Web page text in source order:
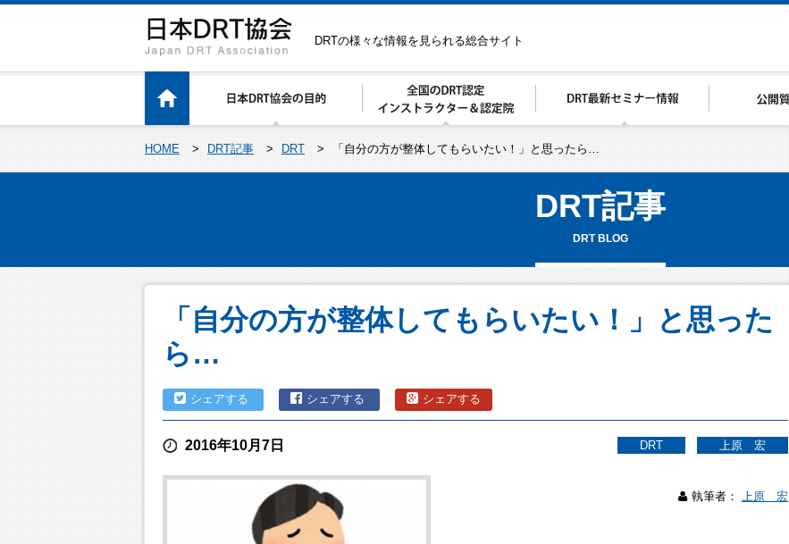
DRTの様々な情報を見られる総合サイト
HOME > DRT記事 > DRT > 「自分の方が整体してもらいたい！」と思ったら…
DRT記事
DRT BLOG
「自分の方が整体してもらいたい！」と思った
ら…
シェアする シェアする シェアする
2016年10月7日 DRT 上原 宏
執筆者： 上原 宏